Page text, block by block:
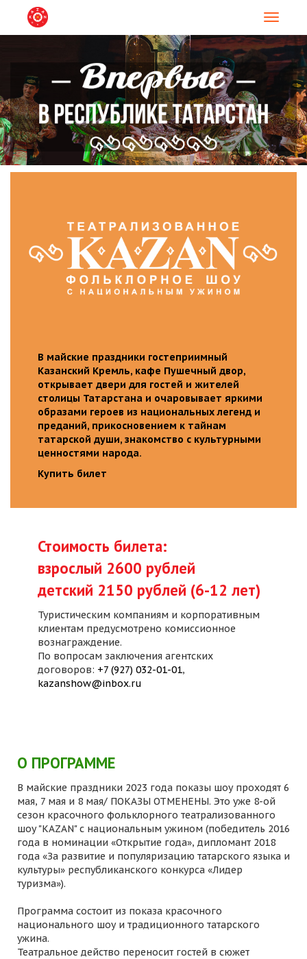
В майские праздники гостеприимный
Казанский Кремль, кафе Пушечный двор,
открывает двери для гостей и жителей
столицы Татарстана и очаровывает яркими
образами героев из национальных легенд и
преданий, прикосновением к тайнам
татарской души, знакомство с культурными
ценностями народа.
Купить билет
Стоимость билета:
взрослый 2600 рублей
детский 2150 рублей (6-12 лет)
Туристическим компаниям и корпоративным
клиентам предусмотрено комиссионное
вознаграждение.
По вопросам заключения агентских
договоров: +7 (927) 032-01-01,
kazanshow@inbox.ru
О ПРОГРАММЕ
В майские праздники 2023 года показы шоу проходят 6
мая, 7 мая и 8 мая/ ПОКАЗЫ ОТМЕНЕНЫ. Это уже 8-ой
сезон красочного фольклорного театрализованного
шоу "KAZAN" с национальным ужином (победитель 2016
года в номинации «Открытие года», дипломант 2018
года «За развитие и популяризацию татарского языка и
культуры» республиканского конкурса «Лидер
туризма»).
Программа состоит из показа красочного
национального шоу и традиционного татарского
ужина.
Театральное действо переносит гостей в сюжет